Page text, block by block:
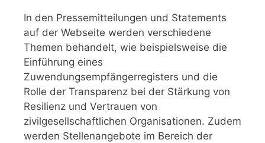
In den Pressemitteilungen und Statements
auf der Webseite werden verschiedene
Themen behandelt, wie beispielsweise die
Einführung eines
Zuwendungsempfängerregisters und die
Rolle der Transparenz bei der Stärkung von
Resilienz und Vertrauen von
zivilgesellschaftlichen Organisationen. Zudem
werden Stellenangebote im Bereich der